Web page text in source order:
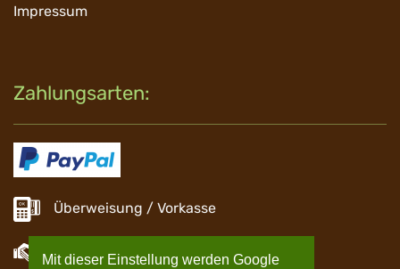
Mit dieser Einstellung werden Google
Impressum
Zahlungsarten:
Überweisung / Vorkasse
Barzahlung